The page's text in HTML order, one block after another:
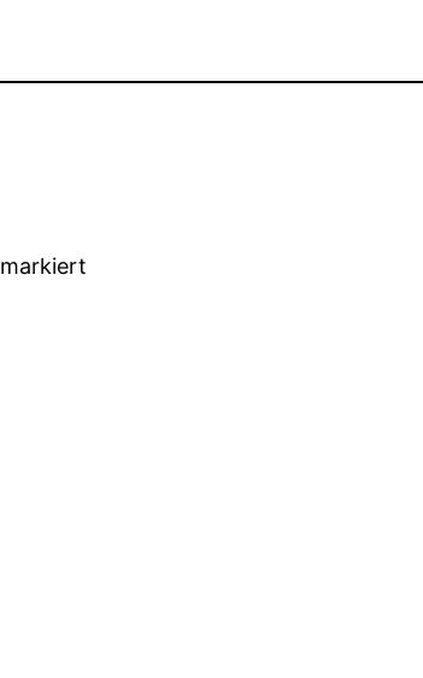
markiert